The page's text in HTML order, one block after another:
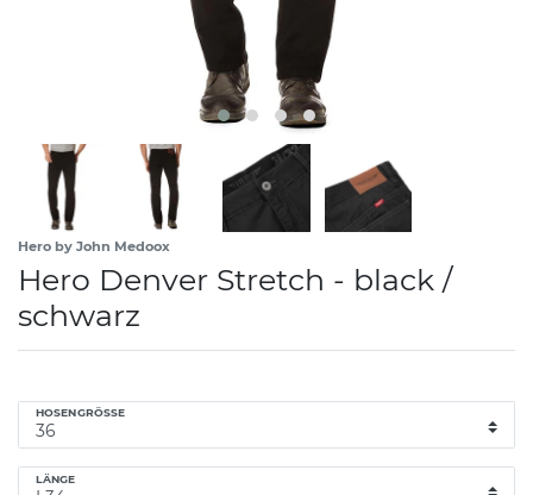
Hero by John Medoox
Hero Denver Stretch - black /
schwarz
HOSENGRÖSSE
LÄNGE